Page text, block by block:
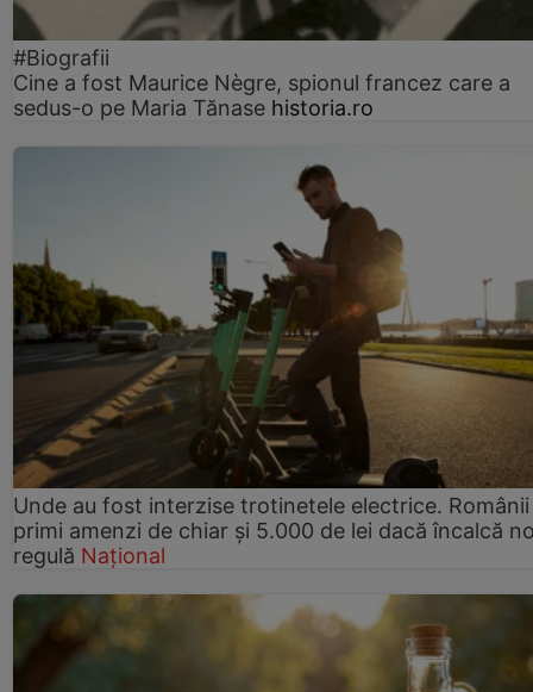
#Biografii
Cine a fost Maurice Nègre, spionul francez care a
sedus-o pe Maria Tănase historia.ro
Unde au fost interzise trotinetele electrice.
primi amenzi de chiar și 5.000 de lei dacă încalcă
regulă Național